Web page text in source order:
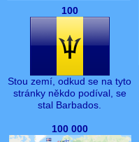
100
Stou zemí, odkud se na tyto
stránky někdo podíval, se
stal Barbados.
100 000